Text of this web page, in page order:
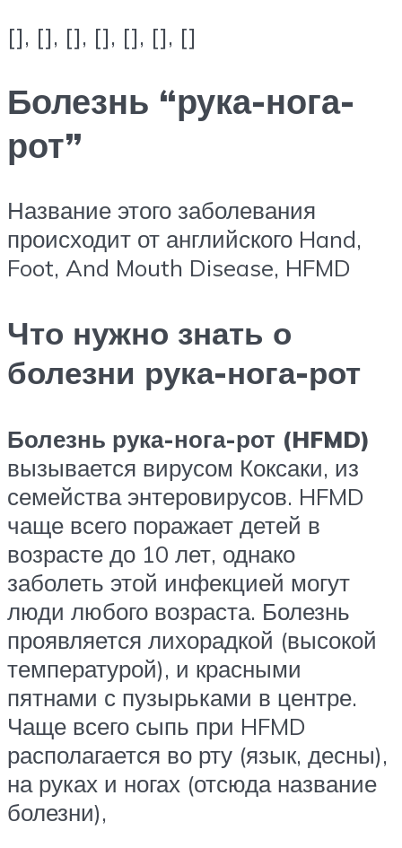
[], [], [], [], [], [], []
Болезнь “рука-нога-
рот”
Название этого заболевания
происходит от английского Hand,
Foot, And Mouth Disease, HFMD
Что нужно знать о
болезни рука-нога-рот
Болезнь рука-нога-рот (HFMD)
вызывается вирусом Коксаки, из
семейства энтеровирусов. HFMD
чаще всего поражает детей в
возрасте до 10 лет, однако
заболеть этой инфекцией могут
люди любого возраста. Болезнь
проявляется лихорадкой (высокой
температурой), и красными
пятнами с пузырьками в центре.
Чаще всего сыпь при HFMD
располагается во рту (язык, десны),
на руках и ногах (отсюда название
болезни),